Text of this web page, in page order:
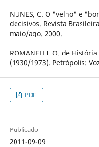
NUNES, C. O "velho" e
decisivos. Revista
maio/ago. 2000.
ROMANELLI, O. de
(1930/1973). Petrópolis:
PDF
Publicado
2011-09-09